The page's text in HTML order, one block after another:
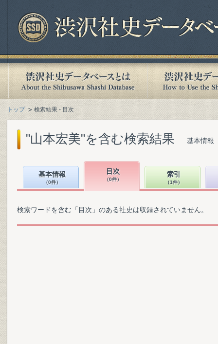
トップ 検索結果 - 目次
"山本宏美"を含む検索結果 基本情報
基本情報
（0件）
目次
（0件）
索引
（1件）
検索ワードを含む「目次」のある社史は収録されていません。